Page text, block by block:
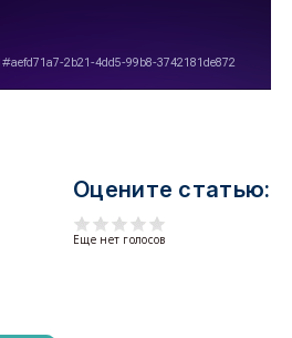
Оцените статью:
Еще нет голосов